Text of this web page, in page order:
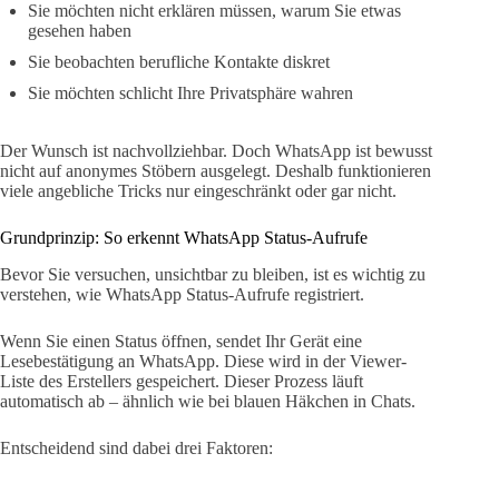
Sie möchten nicht erklären müssen, warum Sie etwas
gesehen haben
Sie beobachten berufliche Kontakte diskret
Sie möchten schlicht Ihre Privatsphäre wahren
Der Wunsch ist nachvollziehbar. Doch WhatsApp ist bewusst
nicht auf anonymes Stöbern ausgelegt. Deshalb funktionieren
viele angebliche Tricks nur eingeschränkt oder gar nicht.
Grundprinzip: So erkennt WhatsApp Status-Aufrufe
Bevor Sie versuchen, unsichtbar zu bleiben, ist es wichtig zu
verstehen, wie WhatsApp Status-Aufrufe registriert.
Wenn Sie einen Status öffnen, sendet Ihr Gerät eine
Lesebestätigung an WhatsApp. Diese wird in der Viewer-
Liste des Erstellers gespeichert. Dieser Prozess läuft
automatisch ab – ähnlich wie bei blauen Häkchen in Chats.
Entscheidend sind dabei drei Faktoren: